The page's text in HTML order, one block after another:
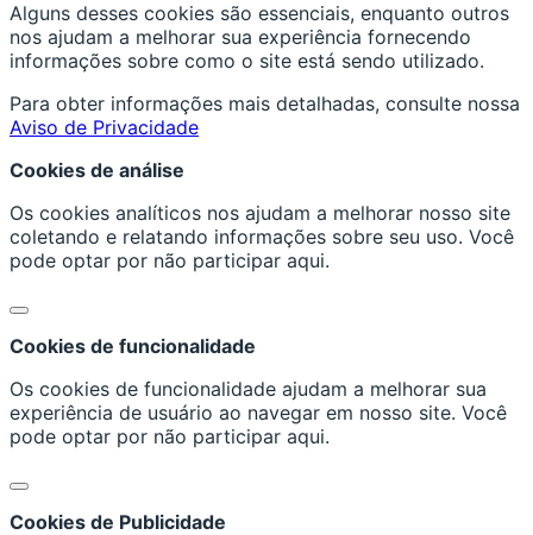
Alguns desses cookies são essenciais, enquanto outros
nos ajudam a melhorar sua experiência fornecendo
informações sobre como o site está sendo utilizado.
Para obter informações mais detalhadas, consulte nossa
Aviso de Privacidade
Cookies de análise
Os cookies analíticos nos ajudam a melhorar nosso site
coletando e relatando informações sobre seu uso. Você
pode optar por não participar aqui.
Cookies de funcionalidade
Os cookies de funcionalidade ajudam a melhorar sua
experiência de usuário ao navegar em nosso site. Você
pode optar por não participar aqui.
Cookies de Publicidade